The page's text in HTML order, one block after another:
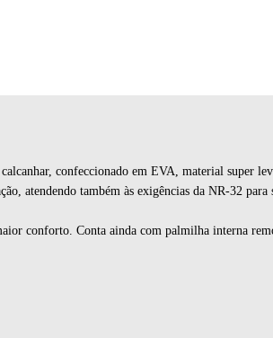
confeccionado em EVA, material super
atendendo também às exigências da NR-32 para
conforto. Conta ainda com palmilha interna